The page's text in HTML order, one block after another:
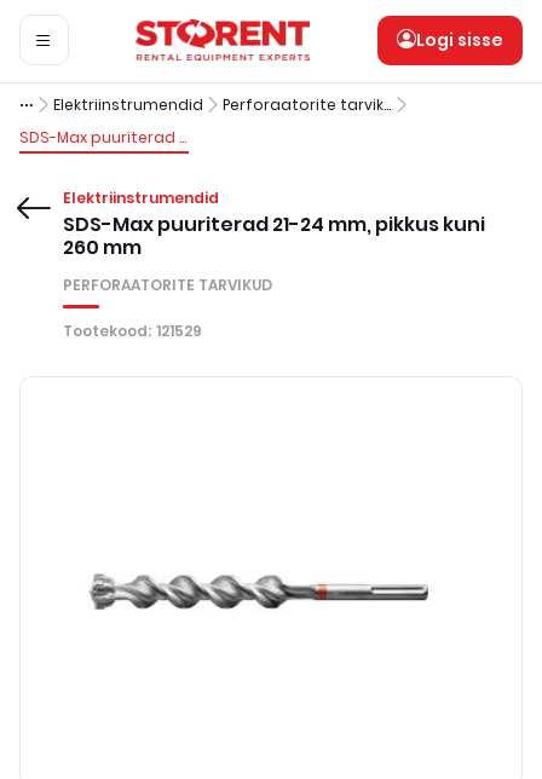
Logi sisse
Elektriinstrumendid
Perforaatorite tarvikud
SDS-Max puuriterad 21-24 mm, pikkus kuni 260 mm
Elektriinstrumendid
SDS-Max puuriterad 21-24 mm, pikkus kuni
260 mm
PERFORAATORITE TARVIKUD
Tootekood: 121529